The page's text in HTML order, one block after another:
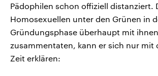
Pädophilen schon offiziell distanziert.
Homosexuellen unter den Grünen in
Gründungsphase überhaupt mit ihnen
zusammentaten, kann er sich nur mit
Zeit erklären: